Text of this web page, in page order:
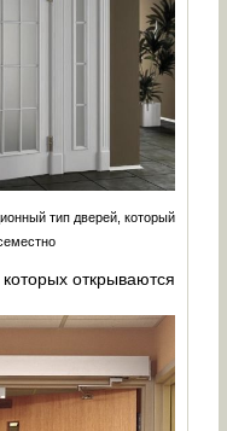
тип дверей, который
открываются